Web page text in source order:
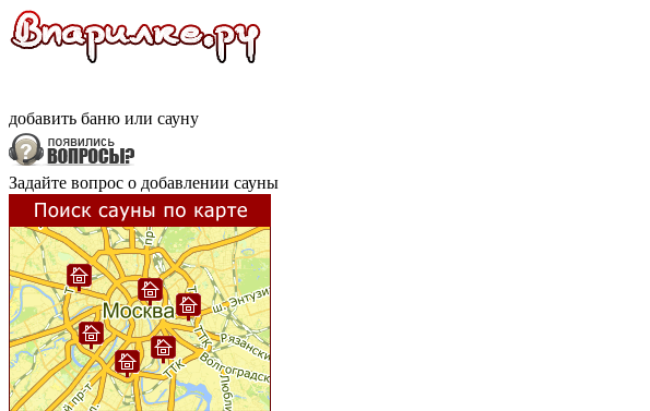
добавить баню или сауну
Задайте вопрос о добавлении сауны